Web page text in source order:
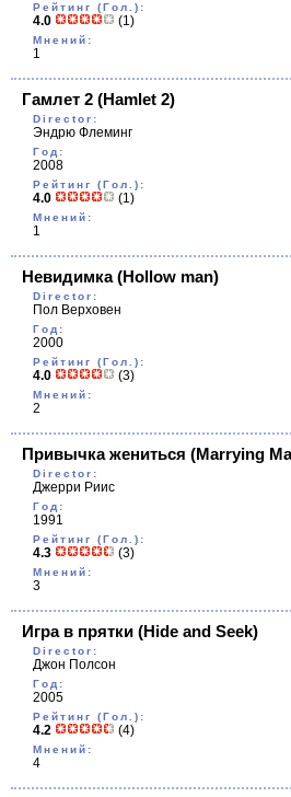
Рейтинг (Гол.):
4.0 (1)
Мнений:
1
Гамлет 2 (Hamlet 2)
Director:
Эндрю Флеминг
Год:
2008
Рейтинг (Гол.):
4.0 (1)
Мнений:
1
Невидимка(Hollow man)
Director:
Пол Верховен
Год:
2000
Рейтинг (Гол.):
4.0 (3)
Мнений:
2
Привычка жениться (Marrying
Director:
Джерри Риис
Год:
1991
Рейтинг (Гол.):
4.3 (3)
Мнений:
3
Игра в прятки (Hide and Seek)
Director:
Джон Полсон
Год:
2005
Рейтинг (Гол.):
4.2 (4)
Мнений:
4